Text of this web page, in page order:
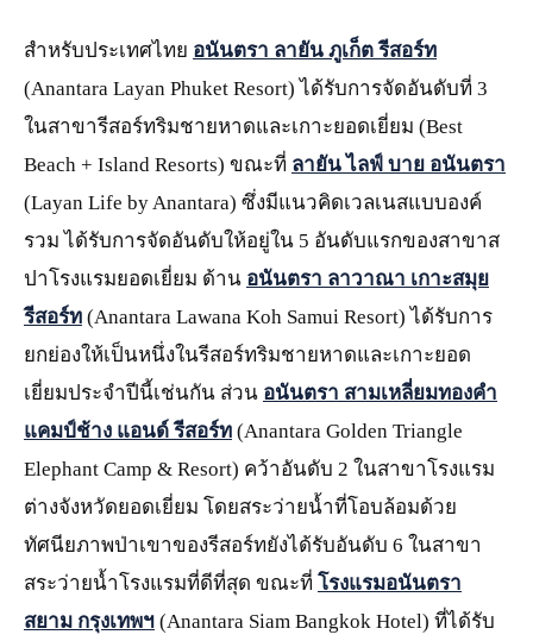
สำหรับประเทศไทย อนันตรา ลายัน ภูเก็ต รีสอร์ท
(Anantara Layan Phuket Resort) ได้รับการจัดอันดับที่ 3
ในสาขารีสอร์ทริมชายหาดและเกาะยอดเยี่ยม (Best
Beach + Island Resorts) ขณะที่ ลายัน ไลฟ์ บาย อนันตรา
(Layan Life by Anantara) ซึ่งมีแนวคิดเวลเนสแบบองค์
รวม ได้รับการจัดอันดับให้อยู่ใน 5 อันดับแรกของสาขาส
ปาโรงแรมยอดเยี่ยม ด้าน อนันตรา ลาวาณา เกาะสมุย
รีสอร์ท (Anantara Lawana Koh Samui Resort) ได้รับการ
ยกย่องให้เป็นหนึ่งในรีสอร์ทริมชายหาดและเกาะยอด
เยี่ยมประจำปีนี้เช่นกัน ส่วน อนันตรา สามเหลี่ยมทองคำ
แคมป์ช้าง แอนด์ รีสอร์ท (Anantara Golden Triangle
Elephant Camp & Resort) คว้าอันดับ 2 ในสาขาโรงแรม
ต่างจังหวัดยอดเยี่ยม โดยสระว่ายน้ำที่โอบล้อมด้วย
ทัศนียภาพป่าเขาของรีสอร์ทยังได้รับอันดับ 6 ในสาขา
สระว่ายน้ำโรงแรมที่ดีที่สุด ขณะที่ โรงแรมอนันตรา
สยาม กรุงเทพฯ (Anantara Siam Bangkok Hotel) ที่ได้รับ